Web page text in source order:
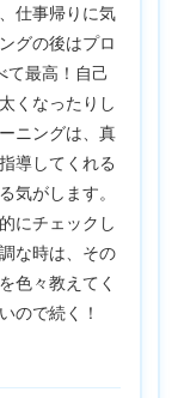
仕事帰りに気
グの後はプロ
て最高！自己
くなったりし
ニングは、真
導してくれる
気がします。
にチェックし
な時は、その
色々教えてく
ので続く！